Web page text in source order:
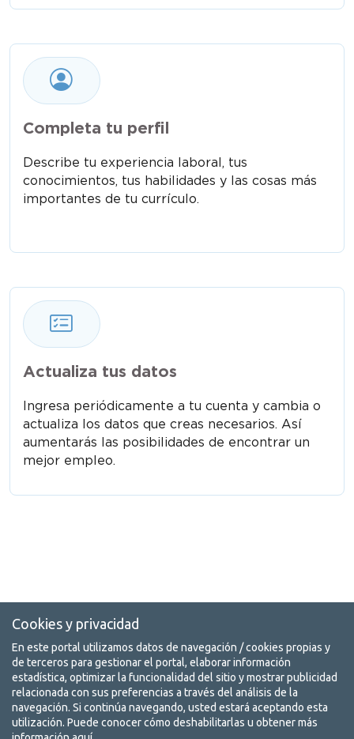
Completa tu perfil
Describe tu experiencia laboral, tus
conocimientos, tus habilidades y las cosas más
importantes de tu currículo.
Actualiza tus datos
Ingresa periódicamente a tu cuenta y cambia o
actualiza los datos que creas necesarios. Así
aumentarás las posibilidades de encontrar un
mejor empleo.
Cookies y privacidad
En este portal utilizamos datos de navegación / cookies propias y
de terceros para gestionar el portal, elaborar información
estadística, optimizar la funcionalidad del sitio y mostrar publicidad
relacionada con sus preferencias a través del análisis de la
navegación. Si continúa navegando, usted estará aceptando esta
utilización. Puede conocer cómo deshabilitarlas u obtener más